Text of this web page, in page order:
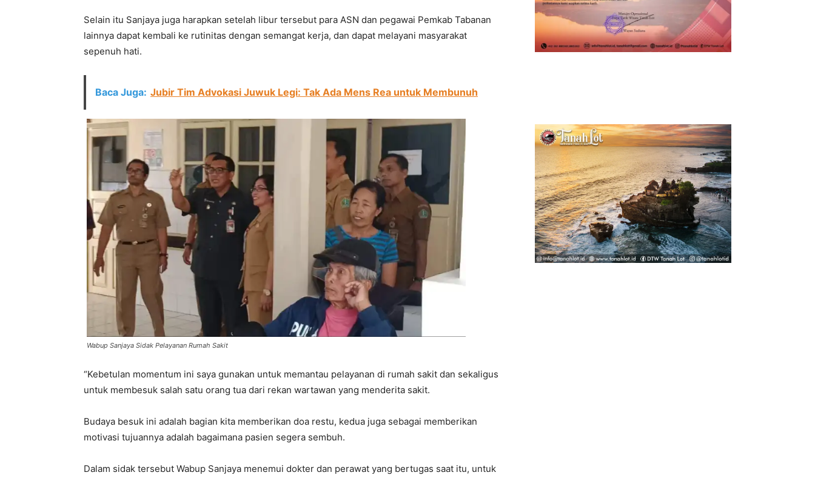
Selain itu Sanjaya juga harapkan setelah libur tersebut para ASN dan pegawai Pemkab Tabanan
lainnya dapat kembali ke rutinitas dengan semangat kerja, dan dapat melayani masyarakat
sepenuh hati.
Baca Juga: Jubir Tim Advokasi Juwuk Legi: Tak Ada Mens Rea untuk Membunuh
Wabup Sanjaya Sidak Pelayanan Rumah Sakit
“Kebetulan momentum ini saya gunakan untuk memantau pelayanan di rumah sakit dan sekaligus
untuk membesuk salah satu orang tua dari rekan wartawan yang menderita sakit.
Budaya besuk ini adalah bagian kita memberikan doa restu, kedua juga sebagai memberikan
motivasi tujuannya adalah bagaimana pasien segera sembuh.
Dalam sidak tersebut Wabup Sanjaya menemui dokter dan perawat yang bertugas saat itu, untuk